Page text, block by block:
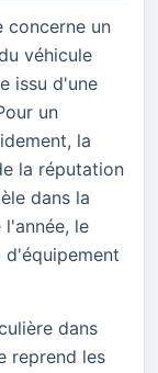
concerne un
véhicule
issu d'une
un
la
la réputation
dans la
le
d'équipement
dans
reprend les